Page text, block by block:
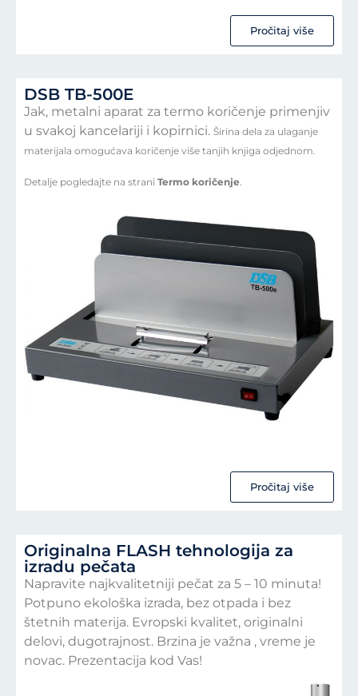
Pročitaj više
DSB TB-500E
Jak, metalni aparat za termo koričenje primenjiv
u svakoj kancelariji i kopirnici. Širina dela za ulaganje
materijala omogućava koričenje više tanjih knjiga odjednom.
Detalje pogledajte na strani Termo koričenje
Pročitaj više
Originalna FLASH tehnologija za
izradu pečata
Napravite najkvalitetniji pečat za 5 – 10 minuta!
Potpuno ekološka izrada, bez otpada i bez
štetnih materija. Evropski kvalitet, originalni
delovi, dugotrajnost. Brzina je važna , vreme je
novac. Prezentacija kod Vas!